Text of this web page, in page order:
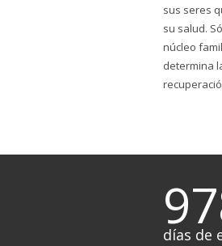
sus seres
su salud.
núcleo
determina
días de